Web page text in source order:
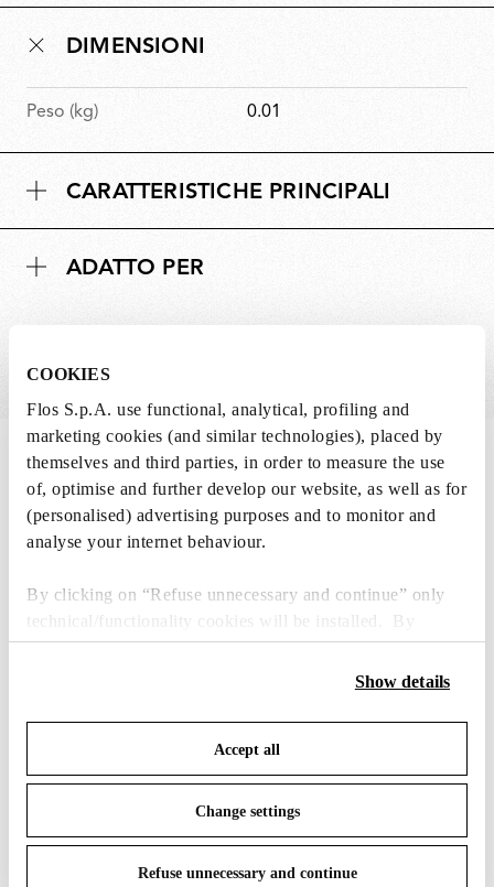
COOKIES
Flos S.p.A. use functional, analytical, profiling and
marketing cookies (and similar technologies), placed by
themselves and third parties, in order to measure the use
of, optimise and further develop our website, as well as for
(personalised) advertising purposes and to monitor and
analyse your internet behaviour.
By clicking on “Refuse unnecessary and continue” only
technical/functionality cookies will be installed. By
clicking on “Accept all” you consent to the use of all the
cookies. By clicking on “Change settings” you can accept
save your choices. You can modify your options anytime.
To know more refer to ourCookie Policy
Show details
Accept all
Change settings
Refuse unnecessary and continue
DIMENSIONI
Peso (kg) 0.01
CARATTERISTICHE PRINCIPALI
ADATTO PER
IN THE SPOTLIGHT 1di